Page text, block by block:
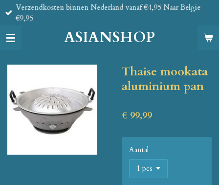
Ga
direct
de
ASIANSHOP
Verzendkosten binnen Nederland vanaf €4,95 Naar Belgie
€9,95
Thaise mookata
aluminium pan
€ 99,99
Aantal